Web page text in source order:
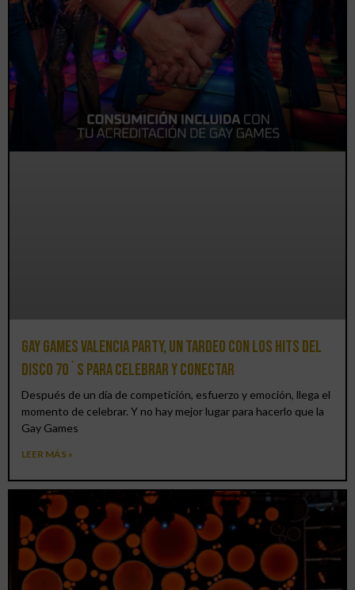
Gay Games Valencia Party, un tardeo con los hits del
DISCO 70´S para celebrar y conectar
Después de un día de competición, esfuerzo y emoción, llega el
momento de celebrar. Y no hay mejor lugar para hacerlo que la
Gay Games
LEER MÁS »